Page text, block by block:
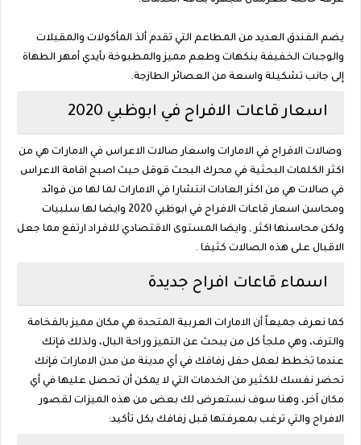
يضم الفندق العديد من المطاعم التي تقدم ألذ المأكولات والمقبلات
والوجبات الخفيفة بنكهات وطعم مميز والمطبوخة بأيدي أمهر الطهاة
إلى جانب تشكيلة واسعة من العصائر الطازجة.
اسعار قاعات الافراح في ابوظبي 2020
وصالات الافراح في الامارات واسعار صالات الاعراس في الامارات هي من
اكثر الكلمات البحثية في محرك البحث قوقل حيث اصبح اقامة الاعراس
في صالات هي من اكثر العادات انتشارا في الامارات لما لها من فوائد
ومحاسن اسعار قاعات الافراح في ابوظبي 2020 وايضا لها سلبيات
ولكن محاسنها اكثر , وايضا المستوى الاقتصادي للافراد ارتفع مما جعل
الاقبال على هذه الصالات كثيفا .
اسماء قاعات افراح جديدة
كما نعرف جميعاً أن الامارات العربية المتحدة هي مكان مميز بالفخامة
والترف، وهي ملجأ كل من يبحث عن التميز وراحة البال، ولذلك فإنك
عندما تخطط لعمل حفل زفافك في أي مدينة من مدن الامارات فإنك
تحضر نفسك للكثير من الخدمات التي لا يمكن أن تحصل عليها في أي
مكان آخر، وهنا سوف نستعرض لك بعض من هذه الميزات لقصور
الافراح والتي ترغب بمعرفتها قبل زفافك بكل تأكيد: